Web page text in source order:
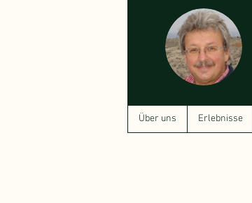
Über uns Erlebnisse